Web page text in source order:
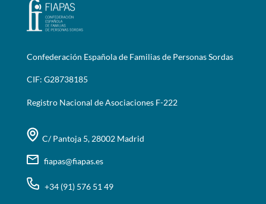
Confederación Española de Familias de Personas Sordas
CIF: G28738185
Registro Nacional de Asociaciones F-222
C/ Pantoja 5, 28002 Madrid
fiapas@fiapas.es
+34 (91) 576 51 49